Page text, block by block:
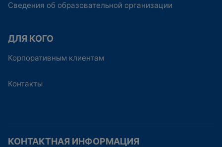
Сведения об образовательной организации
ДЛЯ КОГО
Корпоративным клиентам
Контакты
КОНТАКТНАЯ ИНФОРМАЦИЯ